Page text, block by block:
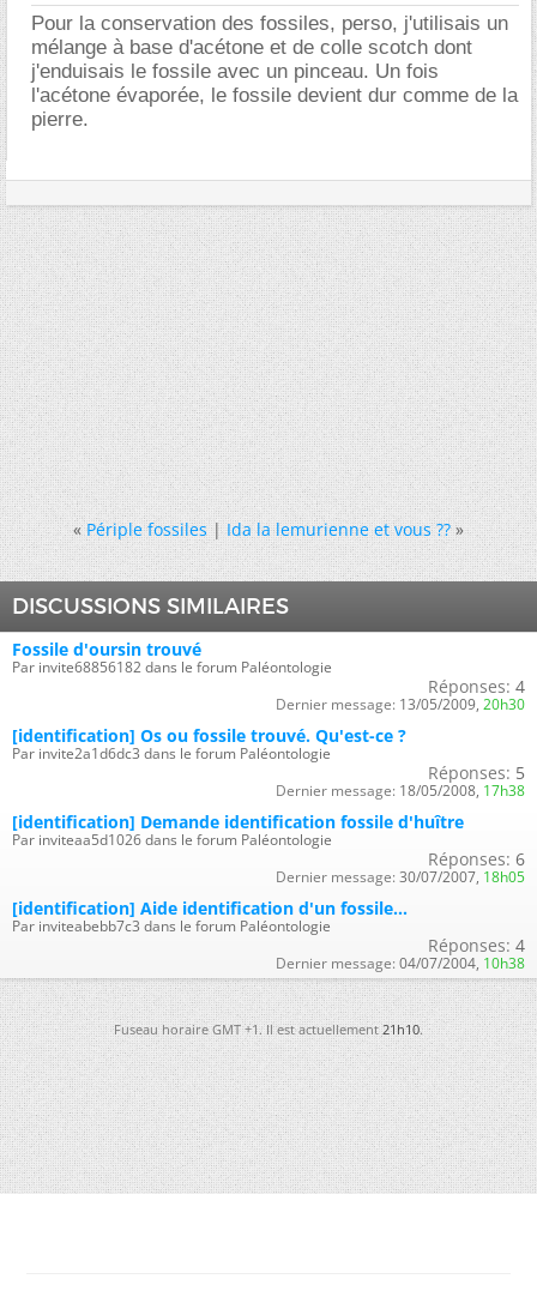
Pour la conservation des fossiles, perso, j'utilisais un
mélange à base d'acétone et de colle scotch dont
j'enduisais le fossile avec un pinceau. Un fois
l'acétone évaporée, le fossile devient dur comme de la
pierre.
« Périple fossiles|Ida la lemurienne et vous ?? »
DISCUSSIONS SIMILAIRES
Fossile d'oursin trouvé
Par invite68856182 dans le forum Paléontologie
Réponses: 4
Dernier message: 13/05/2009, 20h30
[identification] Os ou fossile trouvé. Qu'est-ce ?
Par invite2a1d6dc3 dans le forum Paléontologie
Réponses: 5
Dernier message: 18/05/2008, 17h38
[identification] Demande identification fossile d'huître
Par inviteaa5d1026 dans le forum Paléontologie
Réponses: 6
Dernier message: 30/07/2007, 18h05
[identification] Aide identification d'un fossile...
Par inviteabebb7c3 dans le forum Paléontologie
Réponses: 4
Dernier message: 04/07/2004, 10h38
Fuseau horaire GMT +1. Il est actuellement21h10.